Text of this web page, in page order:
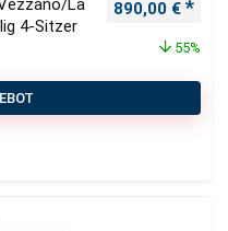
La
4-Sitzer
890,00 €
55%